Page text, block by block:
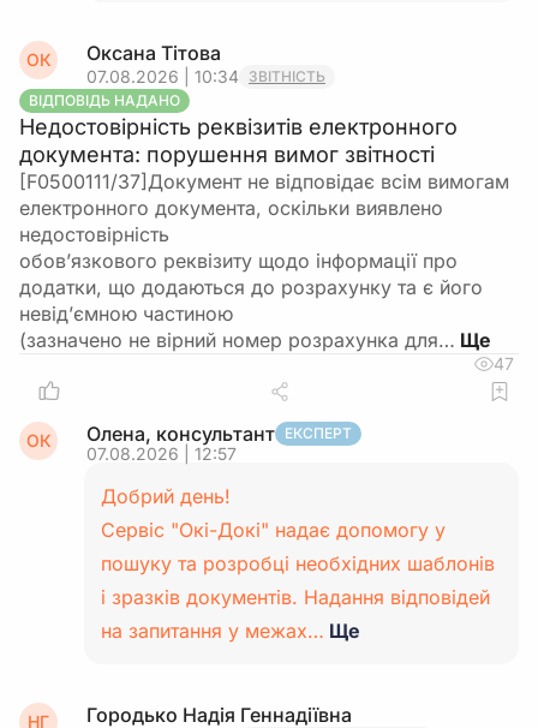
ОК Оксана Тітова
07.08.2026 | 10:34 ЗВІТНІСТЬ
ВІДПОВІДЬ НАДАНО
Недостовірність реквізитів електронного
документа: порушення вимог звітності
[F0500111/37]Документ не відповідає всім вимогам
електронного документа, оскільки виявлено
недостовірність
обов’язкового реквізиту щодо інформації про
додатки, що додаються до розрахунку та є його
невід’ємною частиною
(зазначено не вірний номер розрахунка для…
47
ОК Олена, консультант ЕКСПЕРТ
07.08.2026 | 12:57
Добрий день!
Сервіс "Окі-Докі" надає допомогу у
пошуку та розробці необхідних шаблонів
і зразків документів. Надання відповідей
на запитання у межах… Ще
НГ Городько Надія Геннадіївна